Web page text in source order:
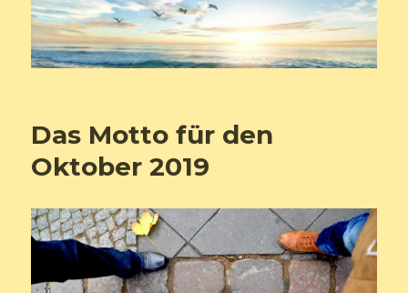
Das Motto für den
Oktober 2019